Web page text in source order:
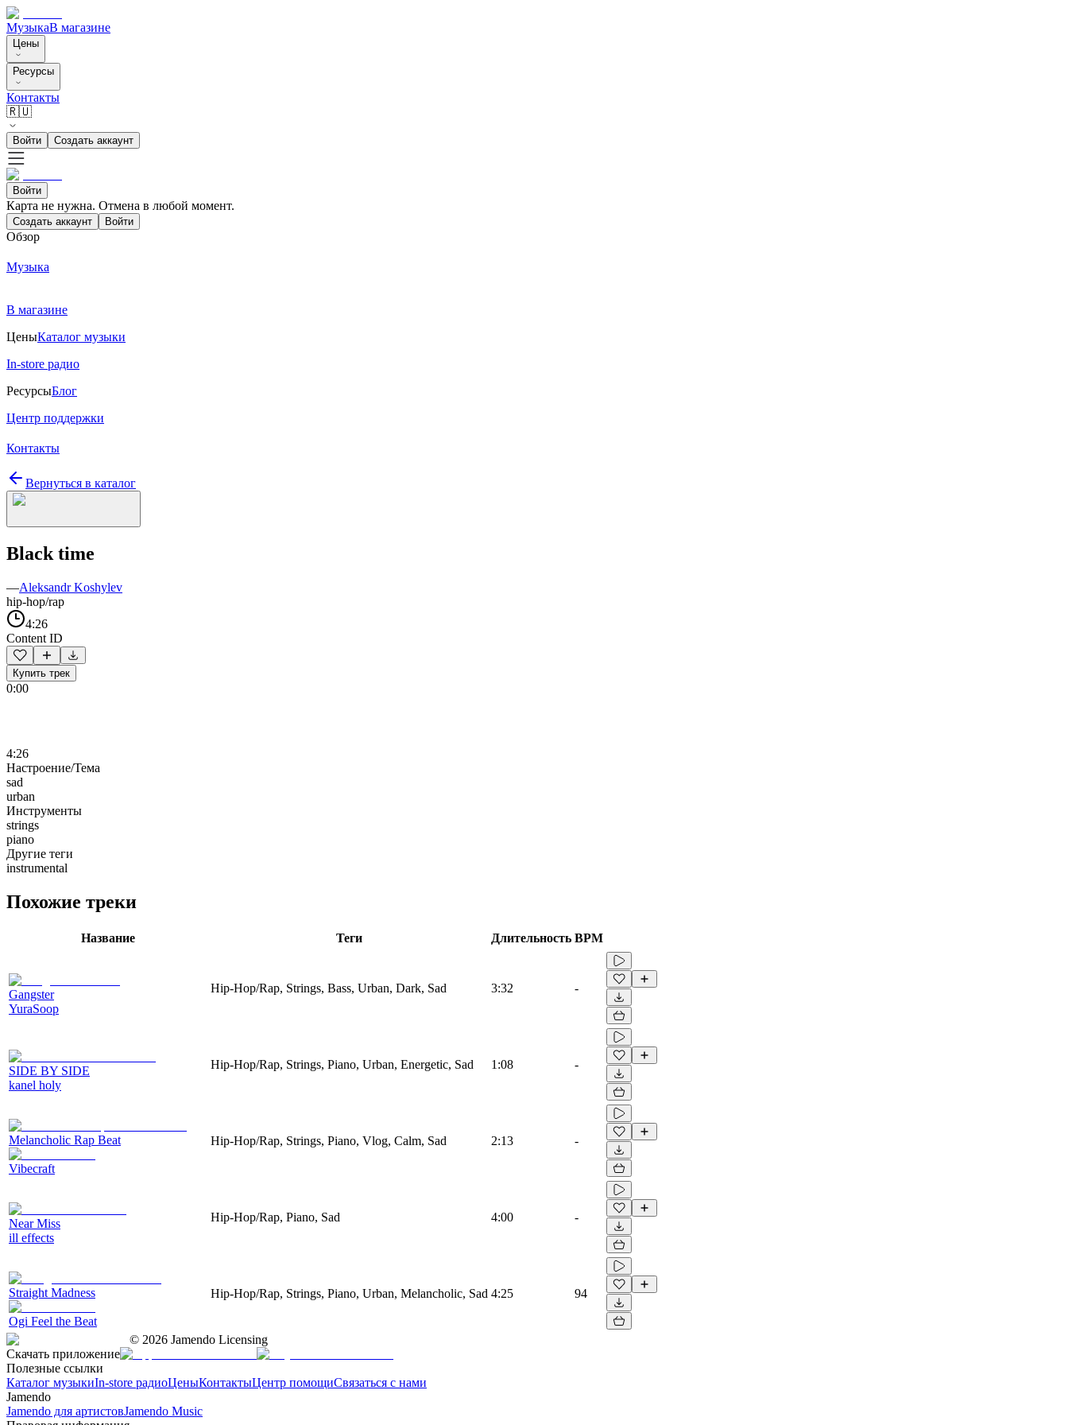
МузыкаВ магазине
Цены
Ресурсы
Контакты
🇷🇺
Войти Создать аккаунт
Войти
Карта не нужна. Отмена в любой момент.
Создать аккаунт Войти
Обзор
Музыка
В магазине
ЦеныКаталог музыки
In-store радио
РесурсыБлог
Центр поддержки
Контакты
Вернуться в каталог
Black time
—Aleksandr Koshylev
hip-hop/rap
4:26
Content ID
Купить трек
0:00
4:26
Настроение/Тема
sad
urban
Инструменты
strings
piano
Другие теги
instrumental
Похожие треки
Название Теги Длительность BPM
Gangster
YuraSoop
Hip-Hop/Rap, Strings, Bass, Urban, Dark, Sad 3:32 -
SIDE BY SIDE
kanel holy
Hip-Hop/Rap, Strings, Piano, Urban, Energetic, Sad 1:08 -
Melancholic Rap Beat
Vibecraft
Hip-Hop/Rap, Strings, Piano, Vlog, Calm, Sad 2:13 -
Near Miss
ill effects
Hip-Hop/Rap, Piano, Sad 4:00 -
Straight Madness
Ogi Feel the Beat
Hip-Hop/Rap, Strings, Piano, Urban, Melancholic, Sad 4:25 94
© 2026 Jamendo Licensing
Скачать приложение
Полезные ссылки
Каталог музыкиIn-store радиоЦеныКонтактыЦентр помощиСвязаться с нами
Jamendo
Jamendo для артистовJamendo Music